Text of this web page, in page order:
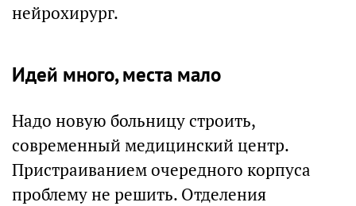
нейрохирург.
Идей много, места мало
Надо новую больницу строить,
современный медицинский центр.
Пристраиванием очередного корпуса
проблему не решить. Отделения